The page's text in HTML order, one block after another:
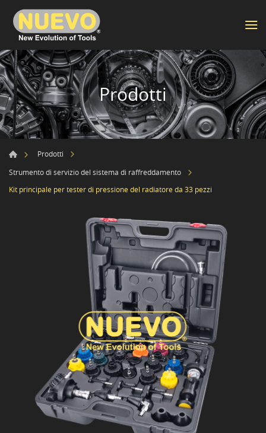
Prodotti
Prodotti
Strumento di servizio del sistema di raffreddamento
Kit principale per tester di pressione del radiatore da 33 pezzi